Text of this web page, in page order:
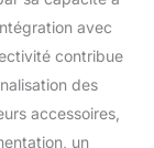
et
cm
facile
:
avec
contribue
des
accessoires,
un